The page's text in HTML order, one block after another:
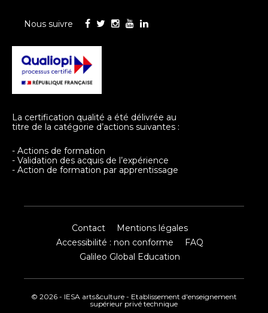
Nous suivre
La certification qualité a été délivrée au
titre de la catégorie d’actions suivantes :
- Actions de formation
- Validation des acquis de l’expérience
- Action de formation par apprentissage
Contact
Mentions légales
Accessibilité : non conforme
FAQ
Galileo Global Education
© 2026 - IESA arts&culture - Etablissement d'enseignement
supérieur privé technique